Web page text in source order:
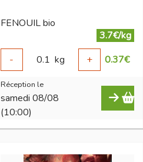
FENOUIL bio
3.7€/kg
-
0.1 kg + 0.37€
Réception le
samedi 08/08
(10:00)